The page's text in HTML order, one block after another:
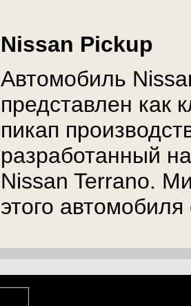
Nissan Pickup
Автомобиль
представлен как
пикап
разработанный
Nissan Terrano.
этого